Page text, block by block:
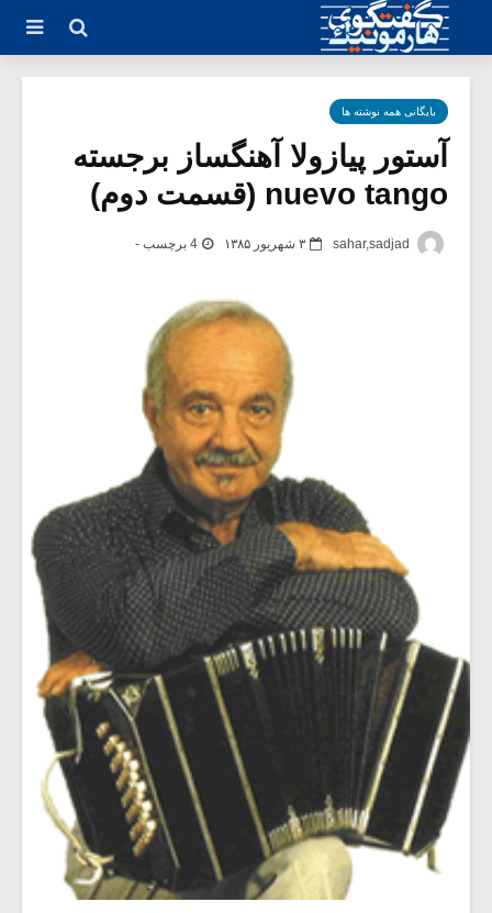
بایگانی همه نوشته ها
آستور پیازولا آهنگساز برجسته
nuevo tango (قسمت دوم)
۳ شهریور ۱۳۸۵ 4 برچسب -